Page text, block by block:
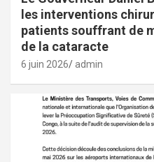
les interventions
patients souffrant de
de la cataracte
6 juin 2026 admin